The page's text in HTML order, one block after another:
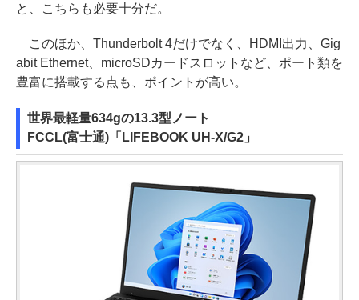
と、こちらも必要十分だ。
このほか、Thunderbolt 4だけでなく、HDMI出力、Gig
abit Ethernet、microSDカードスロットなど、ポート類を
豊富に搭載する点も、ポイントが高い。
世界最軽量634gの13.3型ノート
FCCL(富士通)「LIFEBOOK UH-X/G2」